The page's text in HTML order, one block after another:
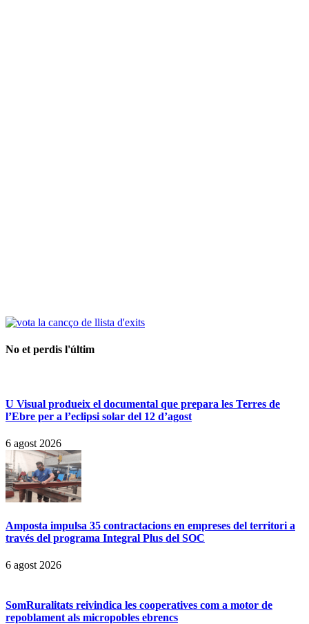
No et perdis l'últim
U Visual produeix el documental que prepara les Terres de
l’Ebre per a l’eclipsi solar del 12 d’agost
6 agost 2026
Amposta impulsa 35 contractacions en empreses del territori a
través del programa Integral Plus del SOC
6 agost 2026
SomRuralitats reivindica les cooperatives com a motor de
repoblament als micropobles ebrencs